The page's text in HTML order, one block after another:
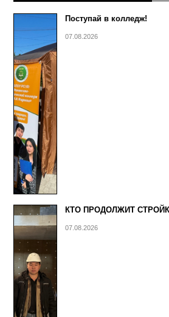
Поступай в колледж!
07.08.2026
КТО ПРОДОЛЖИТ
07.08.2026